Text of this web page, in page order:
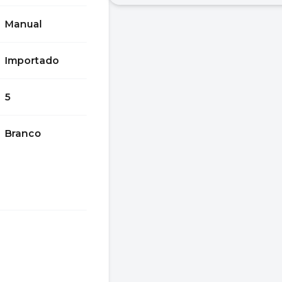
Manual
Importado
5
Branco